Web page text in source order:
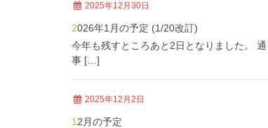
2025年12月30日
2026年1月の予定 (1/20改訂)
今年も残すところあと2日となりました。
事 […]
2025年12月2日
12月の予定